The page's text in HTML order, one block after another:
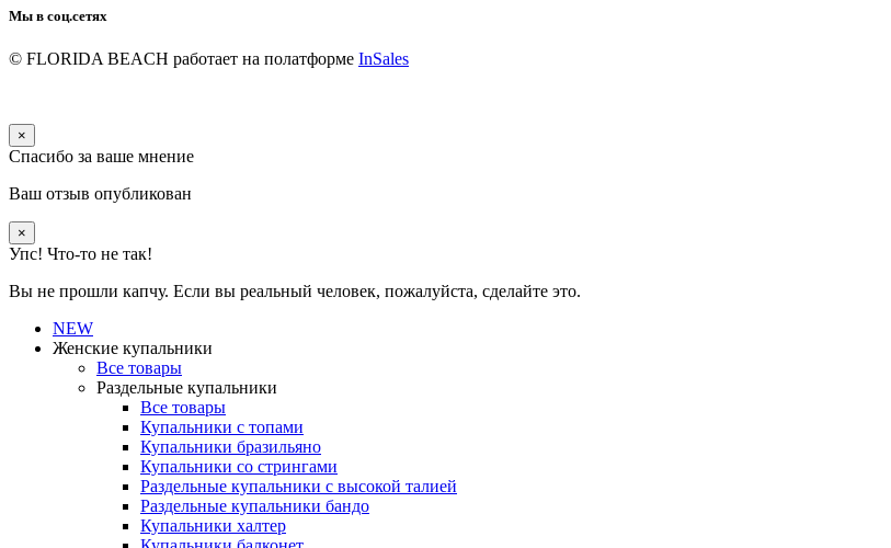
Мы в соц.сетях
© FLORIDA BEACH работает на полатформе InSales
×
Спасибо за ваше мнение
Ваш отзыв опубликован
×
Упс! Что-то не так!
Вы не прошли капчу. Если вы реальный человек, пожалуйста, сделайте это.
NEW
Женские купальники
Все товары
Раздельные купальники
Все товары
Купальники с топами
Купальники бразильяно
Купальники со стрингами
Раздельные купальники с высокой талией
Раздельные купальники бандо
Купальники халтер